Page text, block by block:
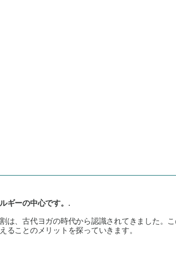
ギーの中心です。.
は、古代ヨガの時代から認識されてきました。
ることのメリットを探っていきます。